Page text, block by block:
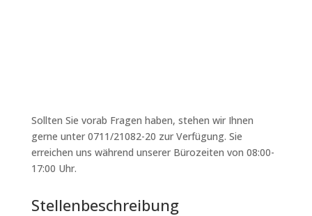
Sollten Sie vorab Fragen haben, stehen wir Ihnen
gerne unter 0711/21082-20 zur Verfügung. Sie
erreichen uns während unserer Bürozeiten von 08:00-
17:00 Uhr.
Stellenbeschreibung